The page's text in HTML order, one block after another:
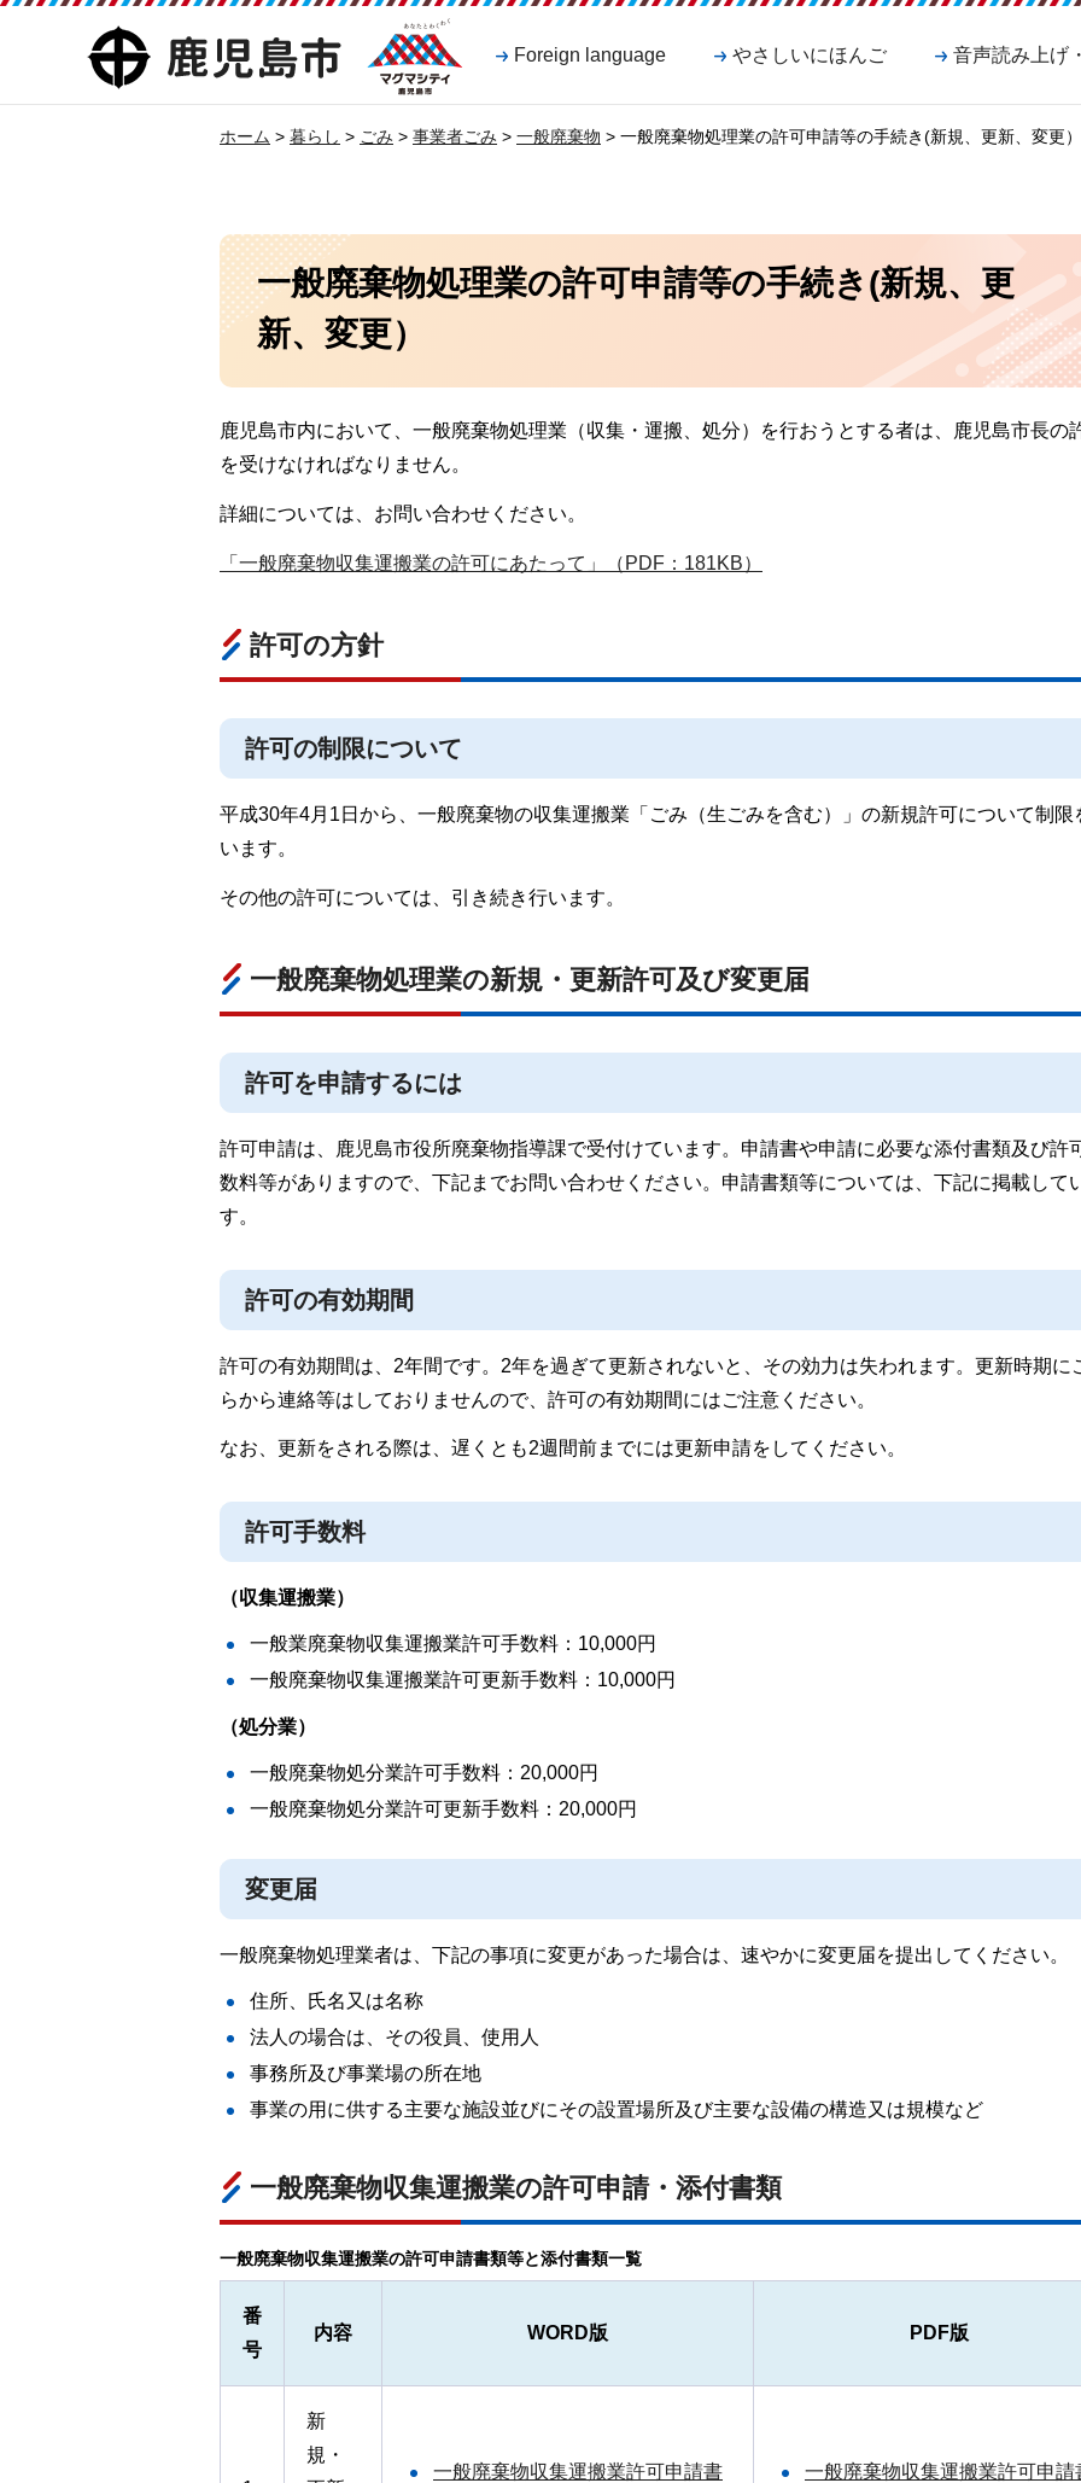
鹿児島市
マグマシティ
鹿児島市
Foreign language やさしいにほんご 音声読み上げ
ホーム > 暮らし > ごみ > 事業者ごみ > 一般廃棄物 > 一般廃棄物処理業の許可申請等の手続き(新規、更新、変更）
一般廃棄物処理業の許可申請等の手続き(新規、更
新、変更）
鹿児島市内において、一般廃棄物処理業（収集・運搬、処分）を行おうとする者は、鹿児島市長の
を受けなければなりません。
詳細については、お問い合わせください。
「一般廃棄物収集運搬業の許可にあたって」（PDF：181KB）
許可の方針
許可の制限について
平成30年4月1日から、一般廃棄物の収集運搬業「ごみ（生ごみを含む）」の新規許可について制限
います。
その他の許可については、引き続き行います。
一般廃棄物処理業の新規・更新許可及び変更届
許可を申請するには
許可申請は、鹿児島市役所廃棄物指導課で受付けています。申請書や申請に必要な添付書類及び許
数料等がありますので、下記までお問い合わせください。申請書類等については、下記に掲載して
す。
許可の有効期間
許可の有効期間は、2年間です。2年を過ぎて更新されないと、その効力は失われます。更新時期に
らから連絡等はしておりませんので、許可の有効期間にはご注意ください。
なお、更新をされる際は、遅くとも2週間前までには更新申請をしてください。
許可手数料
（収集運搬業）
一般業廃棄物収集運搬業許可手数料：10,000円
一般廃棄物収集運搬業許可更新手数料：10,000円
（処分業）
一般廃棄物処分業許可手数料：20,000円
一般廃棄物処分業許可更新手数料：20,000円
変更届
一般廃棄物処理業者は、下記の事項に変更があった場合は、速やかに変更届を提出してください。
住所、氏名又は名称
法人の場合は、その役員、使用人
事務所及び事業場の所在地
事業の用に供する主要な施設並びにその設置場所及び主要な設備の構造又は規模など
一般廃棄物収集運搬業の許可申請・添付書類
一般廃棄物収集運搬業の許可申請書類等と添付書類一覧
番
号
内容 WORD版 PDF版
新
規・
一般廃棄物収集運搬業許可申請書
一般廃棄物収集運搬業許可申請